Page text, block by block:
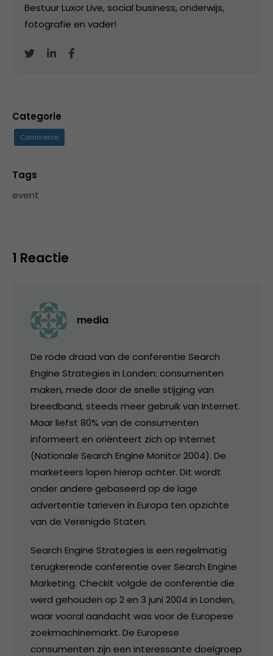
Bestuur Luxor Live, social business, onderwijs,
fotografie en vader!
Categorie
Commerce
Tags
event
1 Reactie
media
De rode draad van de conferentie Search
Engine Strategies in Londen: consumenten
maken, mede door de snelle stijging van
breedband, steeds meer gebruik van Internet.
Maar liefst 80% van de consumenten
informeert en oriënteert zich op Internet
(Nationale Search Engine Monitor 2004). De
marketeers lopen hierop achter. Dit wordt
onder andere gebaseerd op de lage
advertentie tarieven in Europa ten opzichte
van de Verenigde Staten.
Search Engine Strategies is een regelmatig
terugkerende conferentie over Search Engine
Marketing. Checkit volgde de conferentie die
werd gehouden op 2 en 3 juni 2004 in Londen,
waar vooral aandacht was voor de Europese
zoekmachinemarkt. De Europese
consumenten zijn een interessante doelgroep